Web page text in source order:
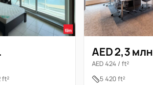
ft²
AED 2,3 млн
AED 424 / ft²
5 420 ft²